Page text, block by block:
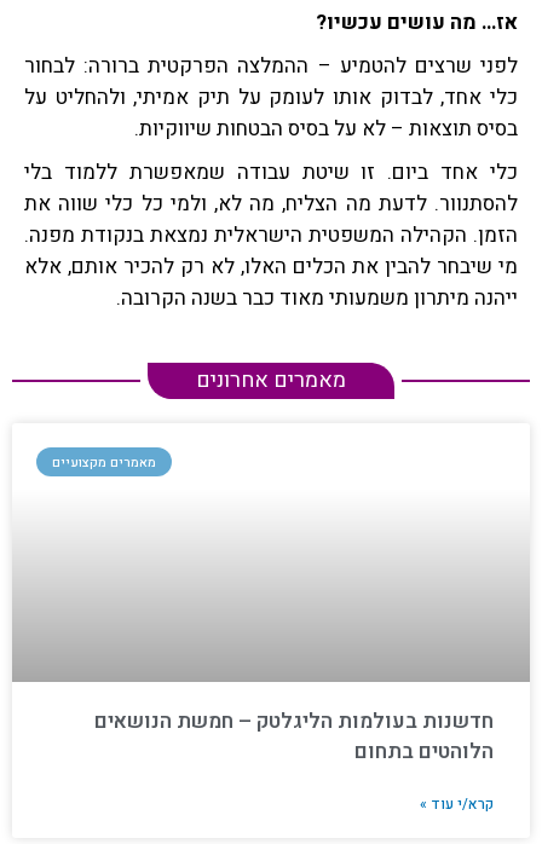
אז… מה עושים עכשיו?
לפני שרצים להטמיע – ההמלצה הפרקטית ברורה: לבחור
כלי אחד, לבדוק אותו לעומק על תיק אמיתי, ולהחליט על
בסיס תוצאות – לא על בסיס הבטחות שיווקיות.
כלי אחד ביום. זו שיטת עבודה שמאפשרת ללמוד בלי
להסתנוור. לדעת מה הצליח, מה לא, ולמי כל כלי שווה את
הזמן. הקהילה המשפטית הישראלית נמצאת בנקודת מפנה.
מי שיבחר להבין את הכלים האלו, לא רק להכיר אותם, אלא
ייהנה מיתרון משמעותי מאוד כבר בשנה הקרובה.
מאמרים אחרונים
מאמרים מקצועיים
חדשנות בעולמות הליגלטק – חמשת הנושאים
הלוהטים בתחום
קרא/י עוד »